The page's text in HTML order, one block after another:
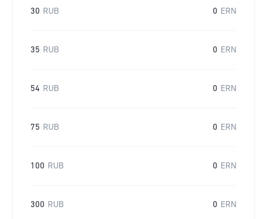
30 RUB 0 ERN
35 RUB 0 ERN
54 RUB 0 ERN
75 RUB 0 ERN
100 RUB 0 ERN
300 RUB 0 ERN